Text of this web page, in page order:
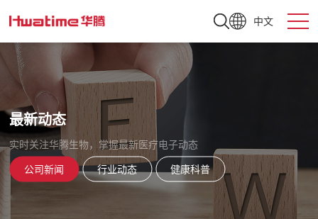
中文
最新动态
实时关注华腾生物，掌握最新医疗电子动态
公司新闻 行业动态 健康科普